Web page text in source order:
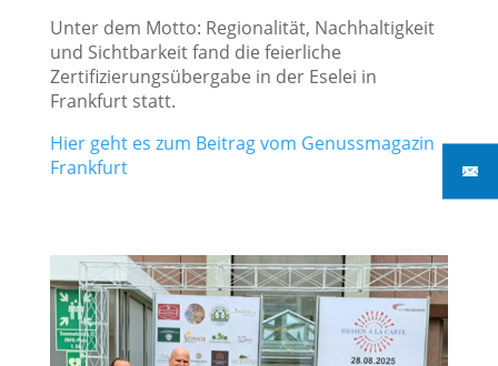
Unter dem Motto: Regionalität, Nachhaltigkeit
und Sichtbarkeit fand die feierliche
Zertifizierungsübergabe in der Eselei in
Frankfurt statt.
Hier geht es zum Beitrag vom Genussmagazin
Frankfurt